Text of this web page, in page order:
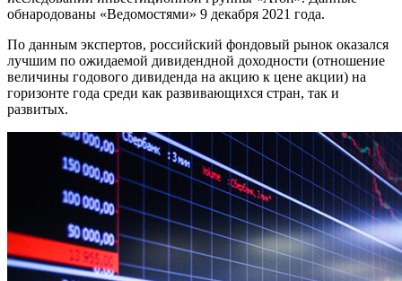
обнародованы «Ведомостями» 9 декабря 2021 года.
По данным экспертов, российский фондовый рынок оказался
лучшим по ожидаемой дивидендной доходности (отношение
величины годового дивиденда на акцию к цене акции) на
горизонте года среди как развивающихся стран, так и
развитых.